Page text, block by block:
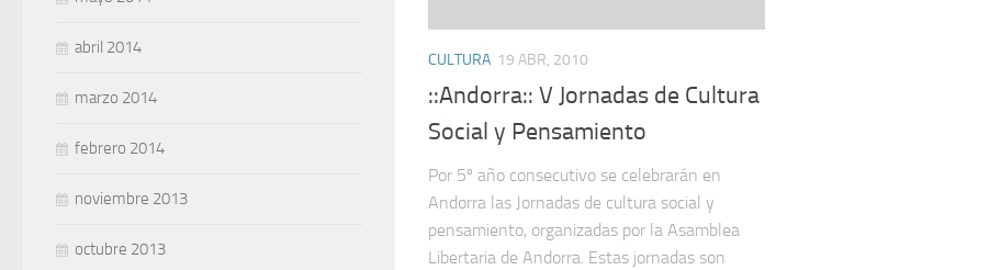
CULTURA 19 ABR, 2010
::Andorra:: V Jornadas de Cultura
Social y Pensamiento
Por 5º año consecutivo se celebrarán en
Andorra las Jornadas de cultura social y
pensamiento, organizadas por la Asamblea
Libertaria de Andorra. Estas jornadas son
abril 2014
marzo 2014
febrero 2014
noviembre 2013
octubre 2013